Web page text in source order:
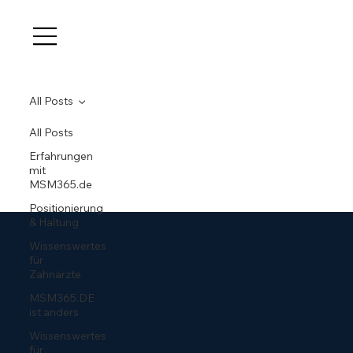
All Posts
Erfahrungen
mit
MSM365.de
Positionierung
& Haltung
Wissenswertes
für
Zahnärzte
MSM365.DE
ist anders
Wissenswertes
für
All Posts